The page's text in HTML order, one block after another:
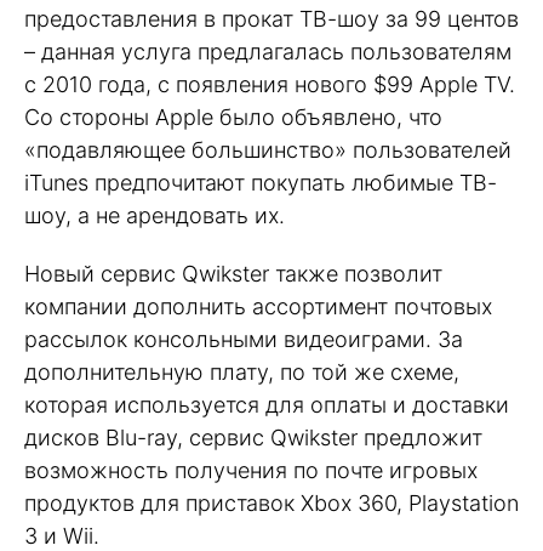
предоставления в прокат ТВ-шоу за 99 центов
– данная услуга предлагалась пользователям
с 2010 года, с появления нового $99 Apple TV.
Со стороны Apple было объявлено, что
«подавляющее большинство» пользователей
iTunes предпочитают покупать любимые ТВ-
шоу, а не арендовать их.
Новый сервис Qwikster также позволит
компании дополнить ассортимент почтовых
рассылок консольными видеоиграми. За
дополнительную плату, по той же схеме,
которая используется для оплаты и доставки
дисков Blu-ray, сервис Qwikster предложит
возможность получения по почте игровых
продуктов для приставок Xbox 360, Playstation
3 и Wii.